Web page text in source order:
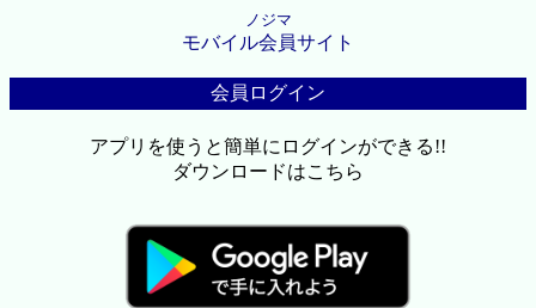
ノジマ
モバイル会員サイト
会員ログイン
アプリを使うと簡単にログインができる!!
ダウンロードはこちら